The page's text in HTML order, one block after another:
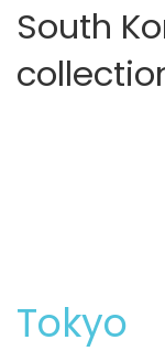
South
Tokyo